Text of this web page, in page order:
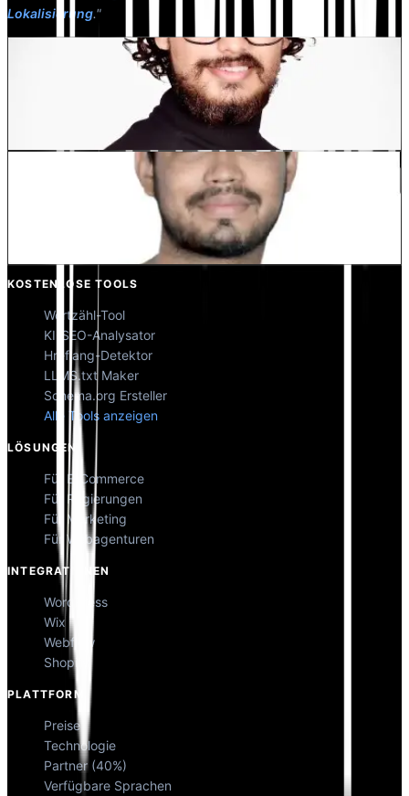
Lokalisierung."
Co-Founder @MultiLipi
Kunal Singh Shekhawat
KOSTENLOSE TOOLS
Wortzähl-Tool
KI-SEO-Analysator
Hreflang-Detektor
LLMS.txt Maker
Schema.org Ersteller
Alle Tools anzeigen
LÖSUNGEN
Für E-Commerce
Für Regierungen
Für Marketing
Für Webagenturen
INTEGRATIONEN
WordPress
Wix
Webflow
Shopify
PLATTFORM
Preise
Technologie
Partner (40%)
Verfügbare Sprachen